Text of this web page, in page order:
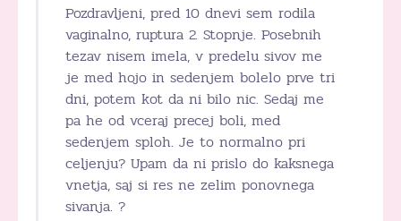
Pozdravljeni, pred 10 dnevi sem rodila
vaginalno, ruptura 2. Stopnje. Posebnih
tezav nisem imela, v predelu sivov me
je med hojo in sedenjem bolelo prve tri
dni, potem kot da ni bilo nic. Sedaj me
pa he od vceraj precej boli, med
sedenjem sploh. Je to normalno pri
celjenju? Upam da ni prislo do kaksnega
vnetja, saj si res ne zelim ponovnega
sivanja. ?